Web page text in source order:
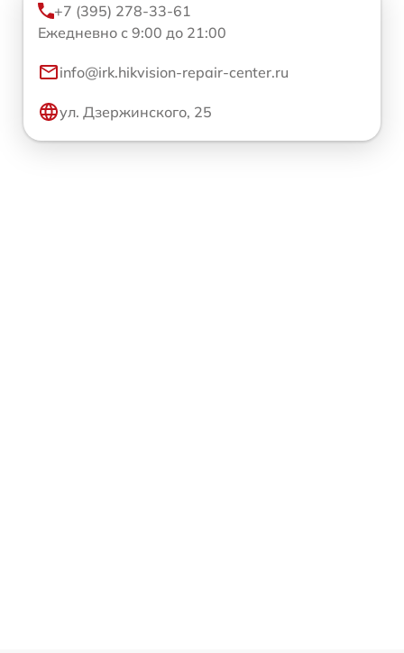
+7 (395) 278-33-61
Ежедневно с 9:00 до 21:00
info@irk.hikvision-repair-center.ru
ул. Дзержинского, 25